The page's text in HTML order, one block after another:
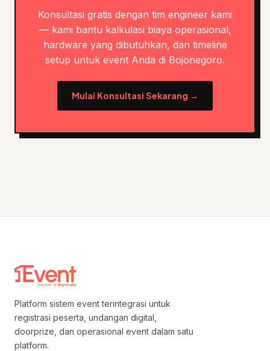
Konsultasi gratis dengan tim engineer kami
— kami bantu kalkulasi biaya operasional,
hardware yang dibutuhkan, dan timeline
setup untuk event Anda di Bojonegoro.
Mulai Konsultasi Sekarang →
Platform sistem event terintegrasi untuk
registrasi peserta, undangan digital,
doorprize, dan operasional event dalam satu
platform.